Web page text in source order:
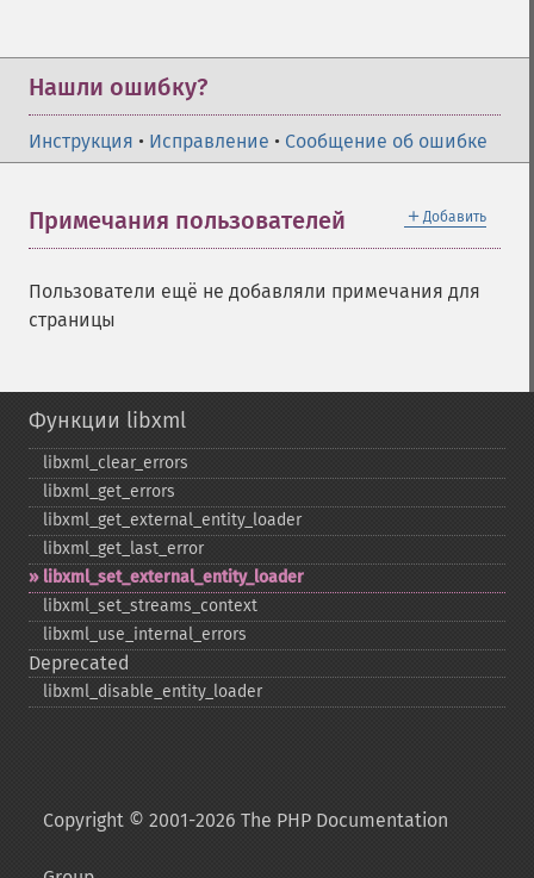
Нашли ошибку?
Инструкция • Исправление • Сообщение об ошибке
＋ Добавить
Примечания пользователей
Пользователи ещё не добавляли примечания для
страницы
Функции libxml
libxml_​clear_​errors
libxml_​get_​errors
libxml_​get_​external_​entity_​loader
libxml_​get_​last_​error
libxml_​set_​external_​entity_​loader
libxml_​set_​streams_​context
libxml_​use_​internal_​errors
Deprecated
libxml_​disable_​entity_​loader
Copyright © 2001-2026 The PHP Documentation